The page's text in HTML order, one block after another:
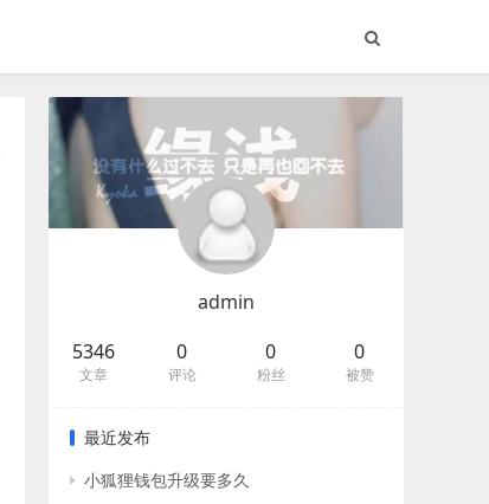
admin
5346
文章
0
评论
0
粉丝
0
被赞
最近发布
小狐狸钱包升级要多久